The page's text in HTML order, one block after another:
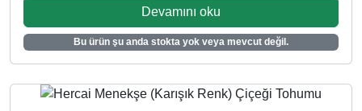
a
t
:
6
0
,
t
:
5
0
Devamını oku
Bu ürün şu anda stokta yok veya mevcut değil.